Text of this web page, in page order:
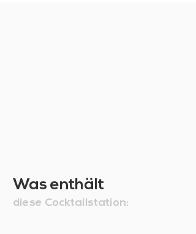
Was enthält
diese Cocktailstation: